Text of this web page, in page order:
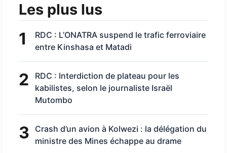
Les plus lus
1
RDC : L’ONATRA suspend le trafic ferroviaire
entre Kinshasa et Matadi
2
RDC : Interdiction de plateau pour les
kabilistes, selon le journaliste Israël
Mutombo
3
Crash d’un avion à Kolwezi : la délégation du
ministre des Mines échappe au drame